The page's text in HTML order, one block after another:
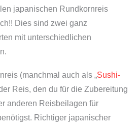
japanischen Rundkornreis
Dies sind zwei ganz
mit unterschiedlichen
(manchmal auch als „Sushi-
Reis, den du für die Zubereitung
anderen Reisbeilagen für
Richtiger japanischer